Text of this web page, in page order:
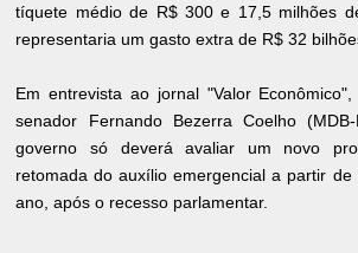
tíquete médio de R$ 300 e 17,5 milhões
representaria um gasto extra de R$ 32
Em entrevista ao jornal "Valor
senador Fernando Bezerra Coelho
governo só deverá avaliar um novo
retomada do auxílio emergencial a partir
ano, após o recesso parlamentar.